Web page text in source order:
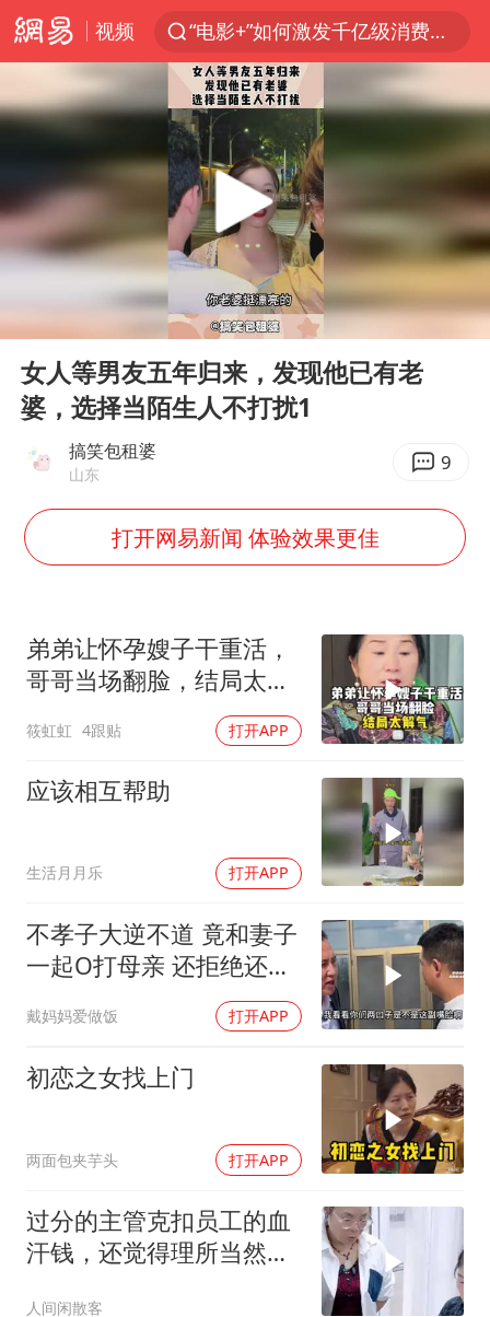
视频
“电影+”如何激发千亿级消费新活力？
老中医：立秋后养心是关键
中医教你一招提升气血
四川宜宾市高县4.9级地震致1人死亡
胡彦斌韩磊 谁帮谁
胜宏科技：股票交易异常波动
“新疆阿勒泰八月能滑雪”不实
夯实基础开新局
Play
00:10
女人等男友五年归来，发现他已有老
婆，选择当陌生人不打扰1
搞笑包租婆
山东 9
打开网易新闻 体验效果更佳
弟弟让怀孕嫂子干重活，
哥哥当场翻脸，结局太解
筱虹虹 4跟贴 打开APP
应该相互帮助
生活月月乐 打开APP
不孝子大逆不道 竟和妻子
一起O打母亲 还拒绝还母
戴妈妈爱做饭 打开APP
初恋之女找上门
两面包夹芋头 打开APP
过分的主管克扣员工的血
汗钱，还觉得理所当然必
人间闲散客